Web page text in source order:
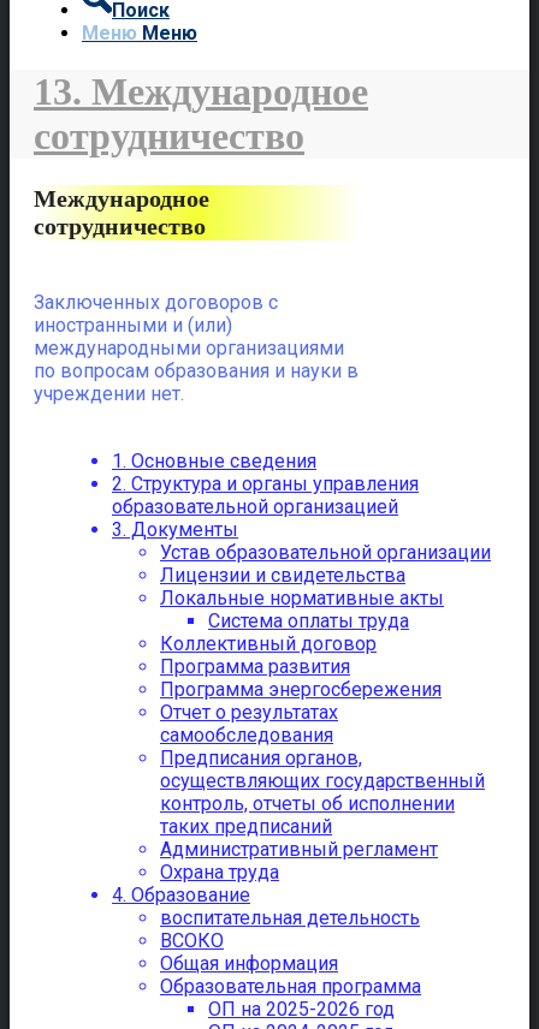
Поиск
Меню Меню
13. Международное
сотрудничество
Международное
сотрудничество
Заключенных договоров с
иностранными и (или)
международными организациями
по вопросам образования и науки в
учреждении нет.
1. Основные сведения
2. Структура и органы управления
образовательной организацией
3. Документы
Устав образовательной организации
Лицензии и свидетельства
Локальные нормативные акты
Система оплаты труда
Коллективный договор
Программа развития
Программа энергосбережения
Отчет о результатах
самообследования
Предписания органов,
осуществляющих государственный
контроль, отчеты об исполнении
таких предписаний
Административный регламент
Охрана труда
4. Образование
воспитательная детельность
ВСОКО
Общая информация
Образовательная программа
ОП на 2025-2026 год